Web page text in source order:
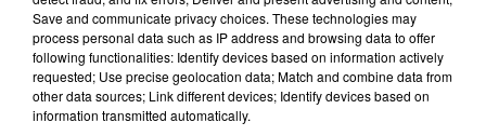
traitement et orientation des appels et messages
téléphoniques. Traitement des courriers, des dossiers et des
documents (enregistrement, tri, diffusion et archivage).
Reproduction des documents. Le poste est à pourvoir dès
que possible.
Save and communicate privacy choices. These technologies may
process personal data such as IP address and browsing data to offer
following functionalities: Identify devices based on information actively
requested; Use precise geolocation data; Match and combine data from
other data sources; Link different devices; Identify devices based on
information transmitted automatically.